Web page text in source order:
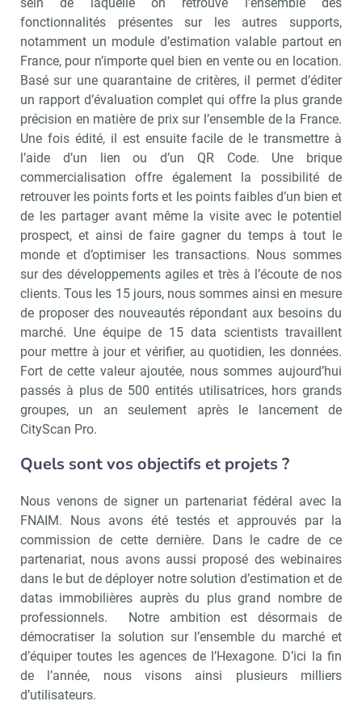
fonctionnalités présentes sur les autres supports,
notamment un module d’estimation valable partout en
France, pour n’importe quel bien en vente ou en location.
Basé sur une quarantaine de critères, il permet d’éditer
un rapport d’évaluation complet qui offre la plus grande
précision en matière de prix sur l’ensemble de la France.
Une fois édité, il est ensuite facile de le transmettre à
l’aide d’un lien ou d’un QR Code. Une brique
commercialisation offre également la possibilité de
retrouver les points forts et les points faibles d’un bien et
de les partager avant même la visite avec le potentiel
prospect, et ainsi de faire gagner du temps à tout le
monde et d’optimiser les transactions. Nous sommes
sur des développements agiles et très à l’écoute de nos
clients. Tous les 15 jours, nous sommes ainsi en mesure
de proposer des nouveautés répondant aux besoins du
marché. Une équipe de 15 data scientists travaillent
pour mettre à jour et vérifier, au quotidien, les données.
Fort de cette valeur ajoutée, nous sommes aujourd’hui
passés à plus de 500 entités utilisatrices, hors grands
groupes, un an seulement après le lancement de
CityScan Pro.
Quels sont vos objectifs et projets ?
Nous venons de signer un partenariat fédéral avec la
FNAIM. Nous avons été testés et approuvés par la
commission de cette dernière. Dans le cadre de ce
partenariat, nous avons aussi proposé des webinaires
dans le but de déployer notre solution d’estimation et de
datas immobilières auprès du plus grand nombre de
professionnels. Notre ambition est désormais de
démocratiser la solution sur l’ensemble du marché et
d’équiper toutes les agences de l’Hexagone. D’ici la fin
de l’année, nous visons ainsi plusieurs milliers
d’utilisateurs.